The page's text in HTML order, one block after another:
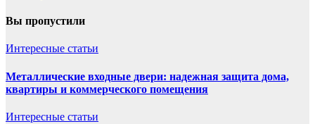
Вы пропустили
Интересные статьи
Металлические входные двери: надежная защита дома,
квартиры и коммерческого помещения
Интересные статьи